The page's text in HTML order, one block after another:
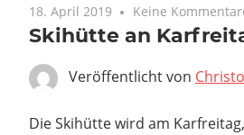
18. April 2019 Keine
Skihütte an
Veröffentlicht von
Die Skihütte wird am